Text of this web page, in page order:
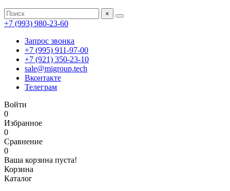
×
+7 (993) 980-23-60
Запрос звонка
+7 (995) 911-97-00
+7 (921) 350-23-10
sale@migroup.tech
Вконтакте
Телеграм
Войти
0
Избранное
0
Сравнение
0
Ваша корзина пуста!
Корзина
Каталог